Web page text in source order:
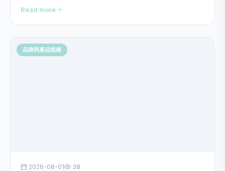
或作過度功效承諾。
Read more
品牌與產品指南
2026-08-01 38